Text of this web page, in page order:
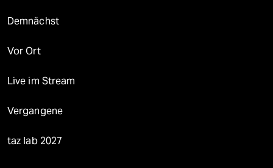
Demnächst
Vor Ort
Live im Stream
Vergangene
taz lab 2027